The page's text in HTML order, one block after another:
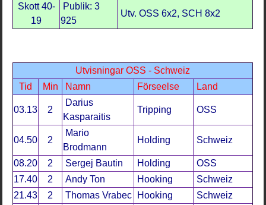
Skott 40-
19
Publik: 3
925
Utv. OSS 6x2, SCH 8x2
Utvisningar OSS - Schweiz
Tid
Min Namn Förseelse Land
03.13 2
Darius
Kasparaitis
Tripping OSS
04.50 2
Mario
Brodmann
Holding Schweiz
08.20 2 Sergej Bautin Holding
OSS
17.40
2 Andy Ton Hooking
Schweiz
21.43
2 Thomas Vrabec Hooking Schweiz